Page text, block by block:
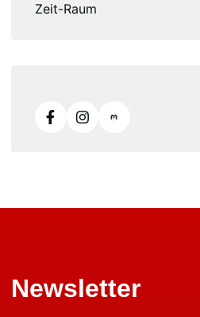
Zeit-Raum
Newsletter